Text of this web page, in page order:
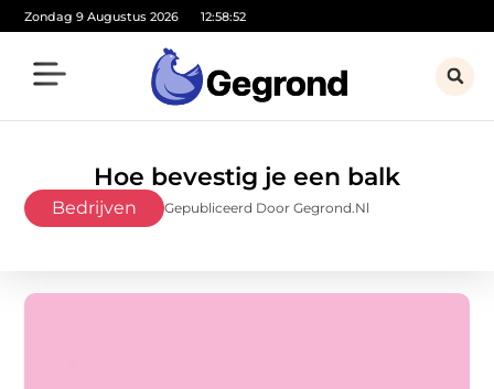
Zondag 9 Augustus 2026 12:58:54
Hoe bevestig je een balk
Bedrijven Gepubliceerd Door Gegrond.nl